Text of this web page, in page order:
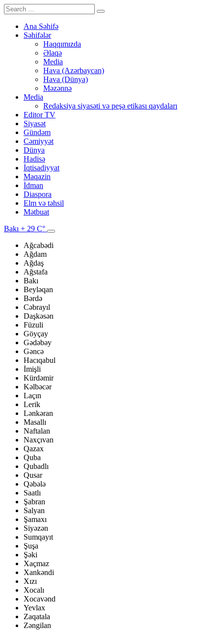
Ana Səhifə
Səhifələr
Haqqımızda
Əlaqə
Media
Hava (Azərbaycan)
Hava (Dünya)
Məzənnə
Media
Redaksiya siyasəti və peşə etikası qaydaları
Editor TV
Siyasət
Gündəm
Cəmiyyət
Dünya
Hadisə
İqtisadiyyat
Maqazin
İdman
Diaspora
Elm və təhsil
Mətbuat
Bakı + 29 C°
Ağcabədi
Ağdam
Ağdaş
Ağstafa
Bakı
Beyləqan
Bərdə
Cəbrayıl
Daşkəsən
Füzuli
Göyçay
Gədəbəy
Gəncə
Hacıqabul
İmişli
Kürdəmir
Kəlbəcər
Laçın
Lerik
Lənkəran
Masallı
Naftalan
Naxçıvan
Qazax
Quba
Qubadlı
Qusar
Qəbələ
Saatlı
Şabran
Salyan
Şamaxı
Siyəzən
Sumqayıt
Şuşa
Şəki
Xaçmaz
Xankəndi
Xızı
Xocalı
Xocavənd
Yevlax
Zaqatala
Zəngilan